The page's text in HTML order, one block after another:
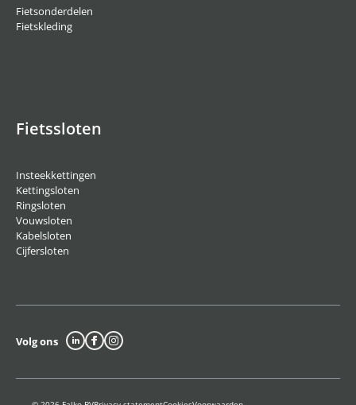
Fietsonderdelen
Fietskleding
Fietssloten
Insteekkettingen
Kettingsloten
Ringsloten
Vouwsloten
Kabelsloten
Cijfersloten
Volg ons